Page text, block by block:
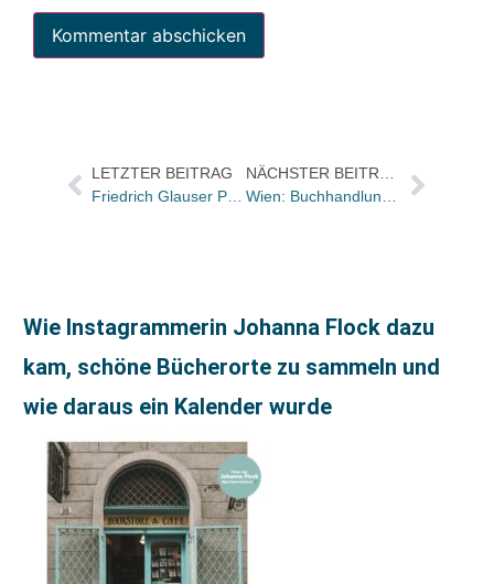
LETZTER BEITRAG
Friedrich Glauser Preis – Krimipreis der Autoren 2004 in der Sparte „Kurzkrimi“ an Carmen Korn
NÄCHSTER BEITRAG
Wien: Buchhandlung Prachner vor Verkauf
Wie Instagrammerin Johanna Flock dazu
kam, schöne Bücherorte zu sammeln und
wie daraus ein Kalender wurde